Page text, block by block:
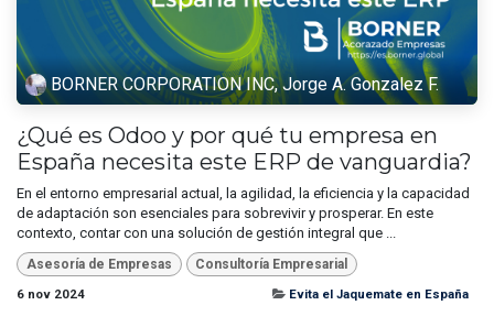
BORNER CORPORATION INC, Jorge A. Gonzalez F.
¿Qué es Odoo y por qué tu empresa en
España necesita este ERP de vanguardia?
En el entorno empresarial actual, la agilidad, la eficiencia y la capacidad
de adaptación son esenciales para sobrevivir y prosperar. En este
contexto, contar con una solución de gestión integral que ...
Asesoría de Empresas
Consultoría Empresarial
6 nov 2024
Evita el Jaquemate en España